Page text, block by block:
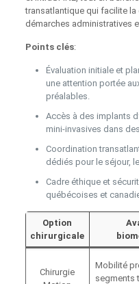
transatlantique qui facilite
démarches administratives
Points clés:
Évaluation initiale et
une attention portée
préalables.
Accès à des implants
mini-invasives dans
Coordination
dédiés pour le séjour,
Cadre éthique et
québécoises et
Option
chirurgicale
Chirurgie
Mobilité
segments